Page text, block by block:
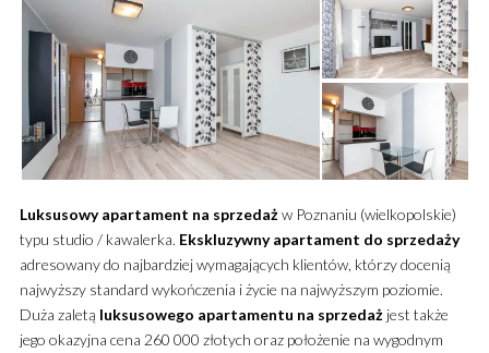
Luksusowy apartament na sprzedażw Poznaniu (wielkopolskie)
typu studio / kawalerka. Ekskluzywny apartament do sprzedaży
adresowany do najbardziej wymagających klientów, którzy docenią
najwyższy standard wykończenia i życie na najwyższym poziomie.
Duża zaletą luksusowego apartamentu na sprzedażjest także
jego okazyjna cena 260 000 złotych oraz położenie na wygodnym